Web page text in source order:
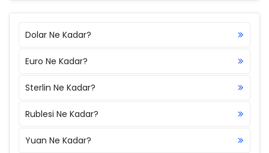
Dolar Ne Kadar?
Euro Ne Kadar?
Sterlin Ne Kadar?
Rublesi Ne Kadar?
Yuan Ne Kadar?